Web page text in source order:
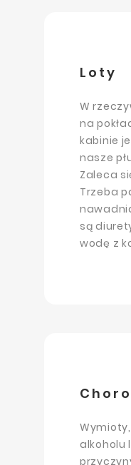
Loty
W
na
kabinie
nasze
Zaleca
Trzeba
są
wodę z
alkoholu